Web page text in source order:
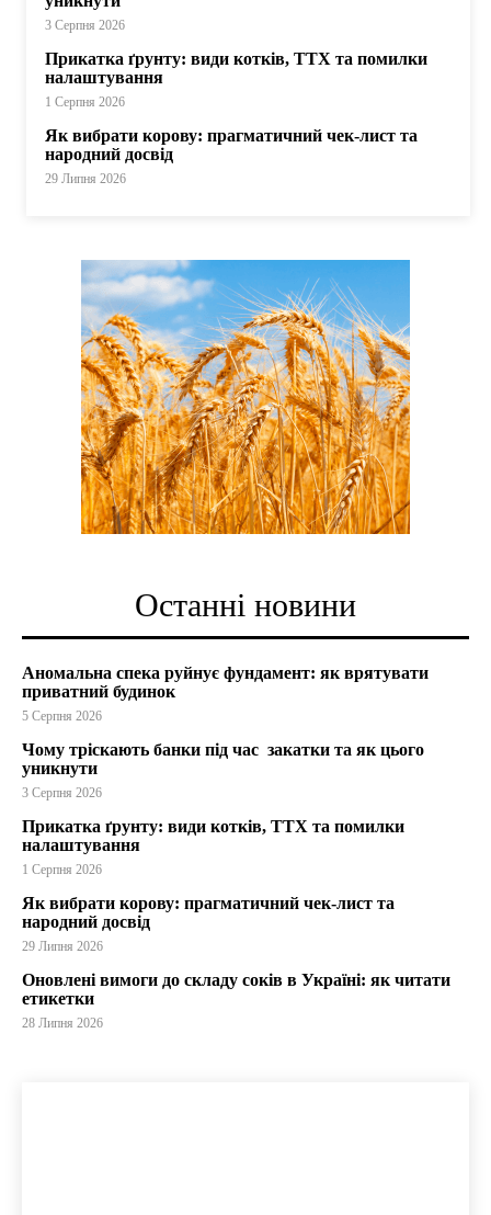
3 Серпня 2026
Прикатка ґрунту: види котків, ТТХ та помилки
налаштування
1 Серпня 2026
Як вибрати корову: прагматичний чек-лист та
народний досвід
29 Липня 2026
Останні новини
Аномальна спека руйнує фундамент: як врятувати
приватний будинок
5 Серпня 2026
Чому тріскають банки під час закатки та як цього
уникнути
3 Серпня 2026
Прикатка ґрунту: види котків, ТТХ та помилки
налаштування
1 Серпня 2026
Як вибрати корову: прагматичний чек-лист та
народний досвід
29 Липня 2026
Оновлені вимоги до складу соків в Україні: як читати
етикетки
28 Липня 2026